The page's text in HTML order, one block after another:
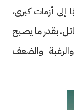
إلى أزمات كبرى،
بقدر ما يصبح
والضعف